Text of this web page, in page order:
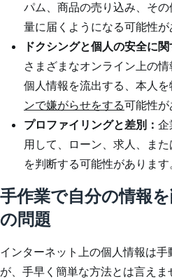
パム、商品の売り込み、そ
量に届くようになる可能性が
ドクシングと個人の安全に関
さまざまなオンライン上の情
個人情報を流出する、本人
ンで嫌がらせをする可能性が
プロファイリングと差別： 企
用して、ローン、求人、ま
を判断する可能性があります
手作業で自分の情報
の問題
インターネット上の個人情報は
が、手早く簡単な方法とは言えま